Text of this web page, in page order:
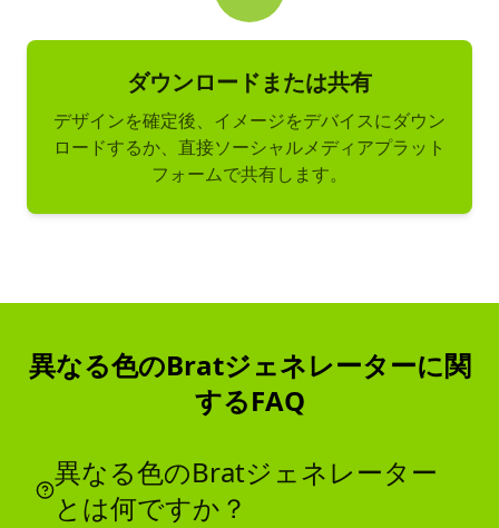
ダウンロードまたは共有
デザインを確定後、イメージをデバイスにダウン
ロードするか、直接ソーシャルメディアプラット
フォームで共有します。
異なる色のBratジェネレーターに関
するFAQ
異なる色のBratジェネレーター
とは何ですか？